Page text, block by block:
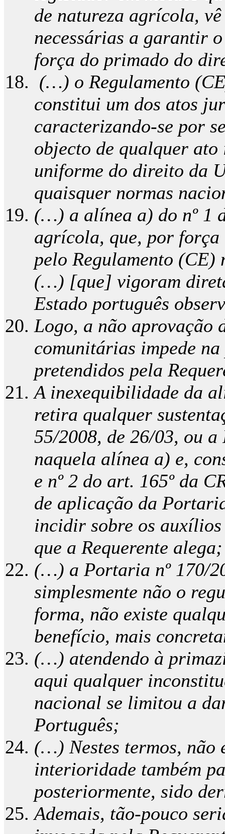
de natureza agrícola,
necessárias a garantir
força do primado do
(…) o Regulamento
constitui um dos atos
caracterizando-se por
objecto de qualquer
uniforme do direito da
quaisquer normas
(…) a alínea a) do nº 1
agrícola, que, por força
pelo Regulamento (CE)
(…) [que] vigoram
Estado português
Logo, a não aprovação
comunitárias impede
pretendidos pela
A inexequibilidade da
retira qualquer
55/2008, de 26/03, ou
naquela alínea a) e,
e nº 2 do art. 165º da
de aplicação da
incidir sobre os
que a Requerente alega;
(…) a Portaria nº 170/
simplesmente não o
forma, não existe
benefício, mais
(…) atendendo à
aqui qualquer
nacional se limitou a
Português;
(…) Nestes termos, não
interioridade também
posteriormente, sido
Ademais, tão-pouco